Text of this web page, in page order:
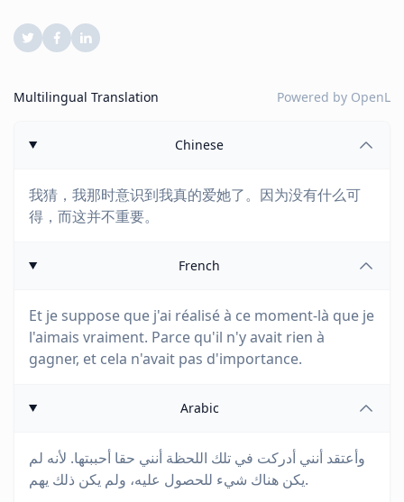
Multilingual Translation Powered by OpenL
Chinese
我猜，我那时意识到我真的爱她了。因为没有什么可
得，而这并不重要。
French
Et je suppose que j'ai réalisé à ce moment-là que je
l'aimais vraiment. Parce qu'il n'y avait rien à
gagner, et cela n'avait pas d'importance.
Arabic
وأعتقد أنني أدركت في تلك اللحظة أنني حقا أحببتها. لأنه لم
يكن هناك شيء للحصول عليه، ولم يكن ذلك يهم.